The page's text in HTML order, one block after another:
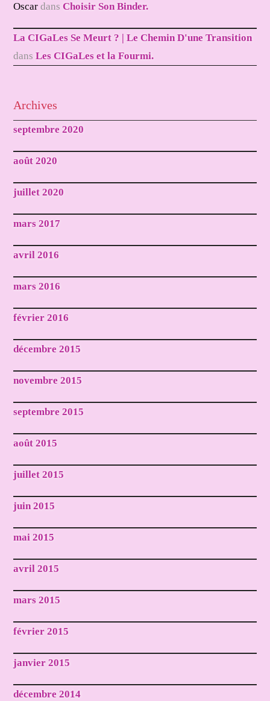
Oscar dansChoisir Son Binder.
La CIGaLes Se Meurt ? | Le Chemin D'une Transition
dansLes CIGaLes et la Fourmi.
Archives
septembre 2020
août 2020
juillet 2020
mars 2017
avril 2016
mars 2016
février 2016
décembre 2015
novembre 2015
septembre 2015
août 2015
juillet 2015
juin 2015
mai 2015
avril 2015
mars 2015
février 2015
janvier 2015
décembre 2014